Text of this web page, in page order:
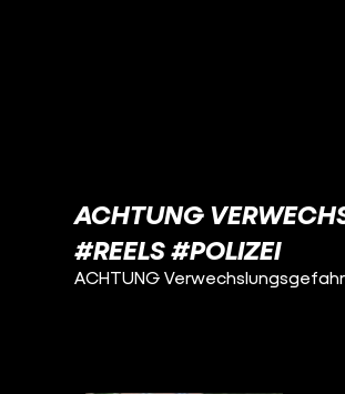
ACHTUNG
#REELS #POLIZEI
ACHTUNG